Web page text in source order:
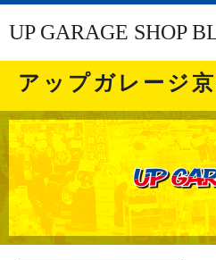
UP GARAGE SHOP
アップガレージ